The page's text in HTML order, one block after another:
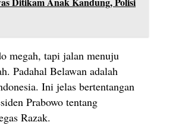
megah, tapi jalan menuju
Padahal Belawan adalah
Ini jelas bertentangan
Prabowo tentang
Razak.